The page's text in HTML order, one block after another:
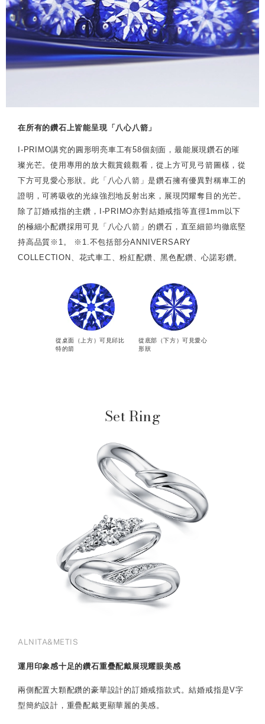
在所有的鑽石上皆能呈現「八心八箭」
I-PRIMO講究的圓形明亮車工有58個刻面，最能展現鑽石的璀
璨光芒。使用專用的放大觀賞鏡觀看，從上方可見弓箭圖樣，從
下方可見愛心形狀。此「八心八箭」是鑽石擁有優異對稱車工的
證明，可將吸收的光線強烈地反射出來，展現閃耀奪目的光芒。
除了訂婚戒指的主鑽，I-PRIMO亦對結婚戒指等直徑1mm以下
的極細小配鑽採用可見「八心八箭」的鑽石，直至細節均徹底堅
持高品質※1。 ※1.不包括部分ANNIVERSARY
COLLECTION、花式車工、粉紅配鑽、黑色配鑽、心諾彩鑽。
從桌面（上方）可見邱比
特的箭
從底部（下方）可見愛心
形狀
Set Ring
ALNITA&METIS
運用印象感十足的鑽石重疊配戴展現耀眼美感
兩側配置大顆配鑽的豪華設計的訂婚戒指款式。結婚戒指是V字
型簡約設計，重疊配戴更顯華麗的美感。